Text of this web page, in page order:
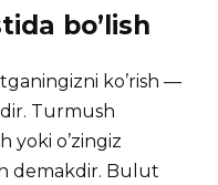
bo’lish
ko’rish —
Turmush
yoki o’zingiz
demakdir. Bulut